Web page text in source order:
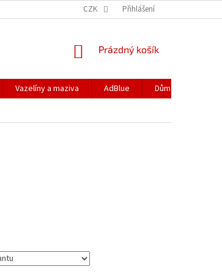
PODMÍNKY OCHRANY OSOBNÍCH ÚDAJŮ
CZK Přihlášení
NÁKUPNÍ
Prázdný košík
Vazelíny a maziva AdBlue
Dům a zahrada